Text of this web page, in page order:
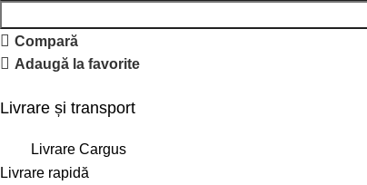
Compară
Adaugă la favorite
Livrare și transport
Livrare Cargus
Livrare rapidă